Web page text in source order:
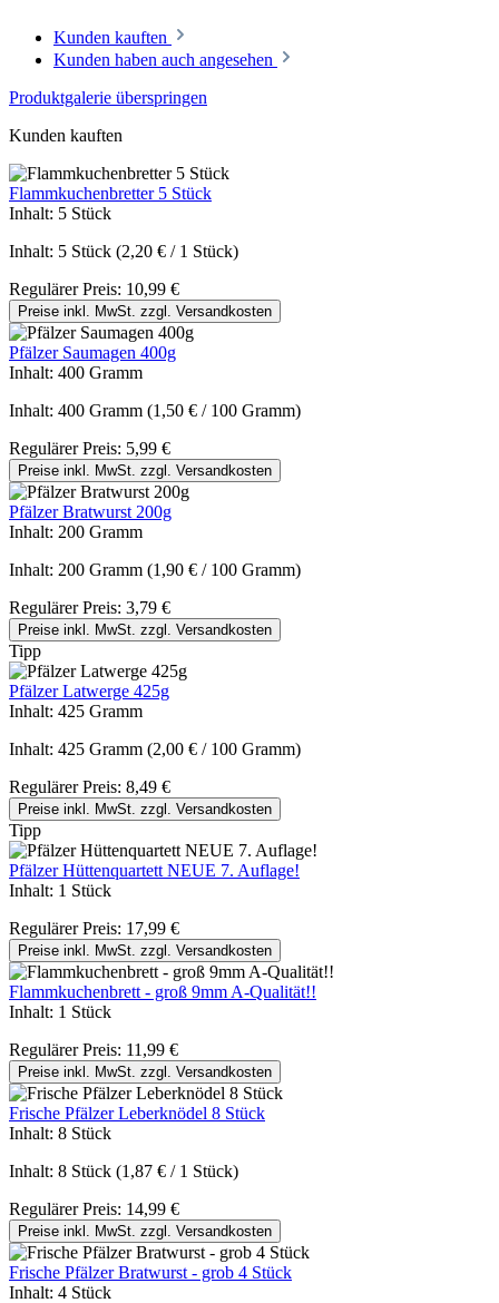
Kunden kauften
Kunden haben auch angesehen
Produktgalerie überspringen
Kunden kauften
Flammkuchenbretter 5 Stück
Inhalt: 5 Stück
Inhalt: 5 Stück (2,20 € / 1 Stück)
Regulärer Preis: 10,99 €
Preise inkl. MwSt. zzgl. Versandkosten
Pfälzer Saumagen 400g
Inhalt: 400 Gramm
Inhalt: 400 Gramm (1,50 € / 100 Gramm)
Regulärer Preis: 5,99 €
Preise inkl. MwSt. zzgl. Versandkosten
Pfälzer Bratwurst 200g
Inhalt: 200 Gramm
Inhalt: 200 Gramm (1,90 € / 100 Gramm)
Regulärer Preis: 3,79 €
Preise inkl. MwSt. zzgl. Versandkosten
Tipp
Pfälzer Latwerge 425g
Inhalt: 425 Gramm
Inhalt: 425 Gramm (2,00 € / 100 Gramm)
Regulärer Preis: 8,49 €
Preise inkl. MwSt. zzgl. Versandkosten
Tipp
Pfälzer Hüttenquartett NEUE 7. Auflage!
Inhalt: 1 Stück
Regulärer Preis: 17,99 €
Preise inkl. MwSt. zzgl. Versandkosten
Flammkuchenbrett - groß 9mm A-Qualität!!
Inhalt: 1 Stück
Regulärer Preis: 11,99 €
Preise inkl. MwSt. zzgl. Versandkosten
Frische Pfälzer Leberknödel 8 Stück
Inhalt: 8 Stück
Inhalt: 8 Stück (1,87 € / 1 Stück)
Regulärer Preis: 14,99 €
Preise inkl. MwSt. zzgl. Versandkosten
Frische Pfälzer Bratwurst - grob 4 Stück
Inhalt: 4 Stück